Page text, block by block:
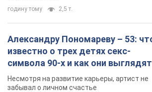
годину тому 2,5 т.
Александру Пономареву – 53:
известно о трех детях секс-
символа 90-х и как они выглядят
Несмотря на развитие карьеры, артист не
забывал о личном счастье